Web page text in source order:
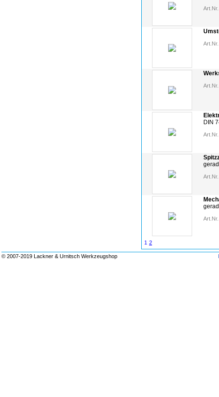
DIN
1 2
© 2007-2019 Lackner & Urnitsch Werkzeugshop